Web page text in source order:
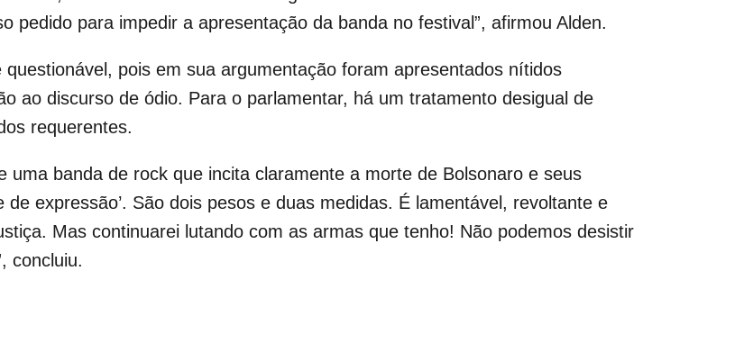
pedido para impedir a apresentação da banda no festival”, afirmou Alden.
pois em sua argumentação foram apresentados nítidos
ao discurso de ódio. Para o parlamentar, há um tratamento desigual de
requerentes.
uma banda de rock que incita claramente a morte de Bolsonaro e seus
de expressão’. São dois pesos e duas medidas. É lamentável, revoltante e
Mas continuarei lutando com as armas que tenho! Não podemos desistir
concluiu.